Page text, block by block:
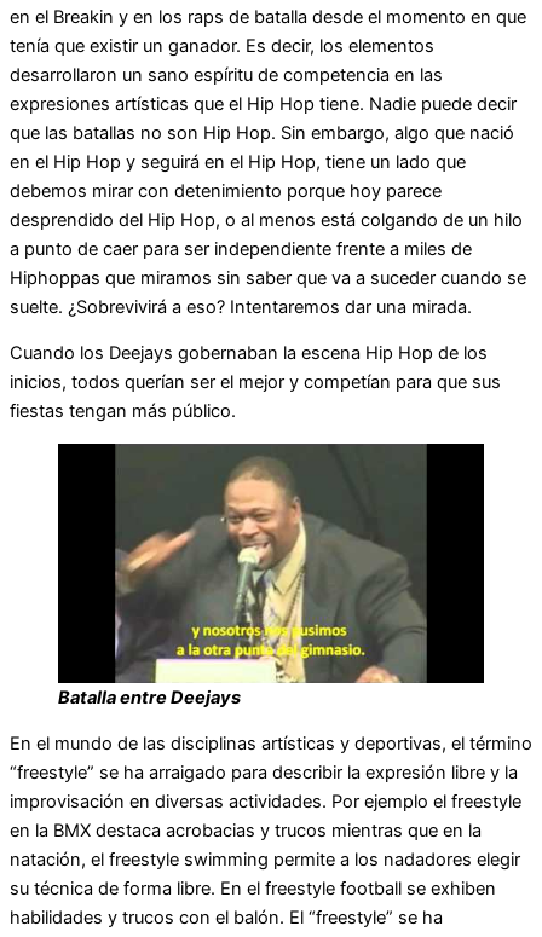
en el Breakin y en los raps de batalla desde el momento en que
tenía que existir un ganador. Es decir, los elementos
desarrollaron un sano espíritu de competencia en las
expresiones artísticas que el Hip Hop tiene. Nadie puede decir
que las batallas no son Hip Hop. Sin embargo, algo que nació
en el Hip Hop y seguirá en el Hip Hop, tiene un lado que
debemos mirar con detenimiento porque hoy parece
desprendido del Hip Hop, o al menos está colgando de un hilo
a punto de caer para ser independiente frente a miles de
Hiphoppas que miramos sin saber que va a suceder cuando se
suelte. ¿Sobrevivirá a eso? Intentaremos dar una mirada.
Cuando los Deejays gobernaban la escena Hip Hop de los
inicios, todos querían ser el mejor y competían para que sus
fiestas tengan más público.
Batalla entre Deejays
En el mundo de las disciplinas artísticas y deportivas, el término
“freestyle” se ha arraigado para describir la expresión libre y la
improvisación en diversas actividades. Por ejemplo el freestyle
en la BMX destaca acrobacias y trucos mientras que en la
natación, el freestyle swimming permite a los nadadores elegir
su técnica de forma libre. En el freestyle football se exhiben
habilidades y trucos con el balón. El “freestyle” se ha